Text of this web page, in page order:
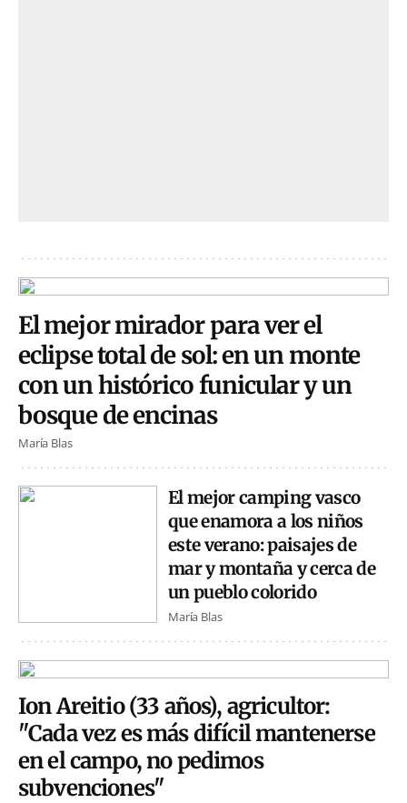
El mejor mirador para ver el
eclipse total de sol: en un monte
con un histórico funicular y un
bosque de encinas
María Blas
El mejor camping vasco
que enamora a los niños
este verano: paisajes de
mar y montaña y cerca de
un pueblo colorido
María Blas
Ion Areitio (33 años), agricultor:
"Cada vez es más difícil mantenerse
en el campo, no pedimos
subvenciones"